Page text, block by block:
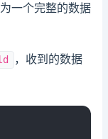
一个完整的数据
，收到的数据